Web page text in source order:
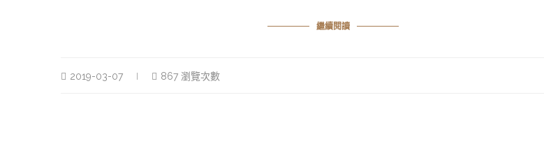
繼續閱讀
2019-03-07 867 瀏覽次數